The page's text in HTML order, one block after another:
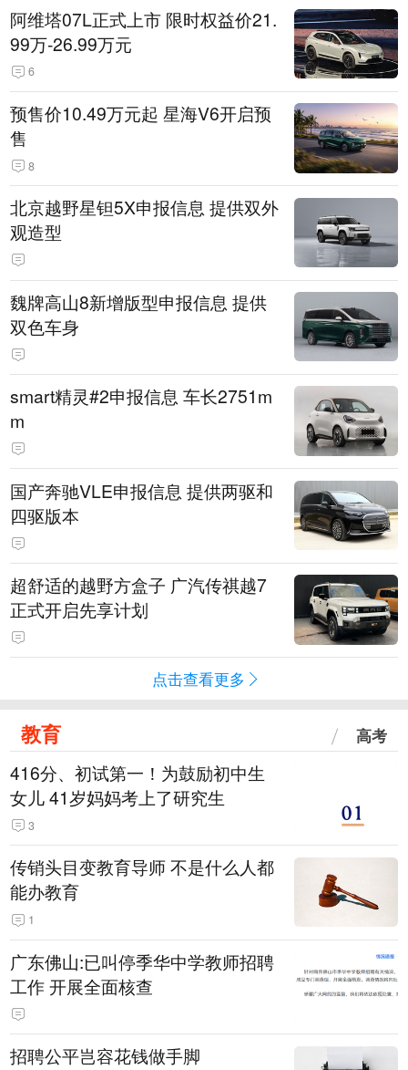
阿维塔07L正式上市 限时权益价21.
99万-26.99万元
6
预售价10.49万元起 星海V6开启预
售
8
北京越野星钽5X申报信息 提供双外
观造型
魏牌高山8新增版型申报信息 提供
双色车身
smart精灵#2申报信息 车长2751m
m
国产奔驰VLE申报信息 提供两驱和
四驱版本
超舒适的越野方盒子 广汽传祺越7
正式开启先享计划
点击查看更多
教育 高考
416分、初试第一！为鼓励初中生
女儿 41岁妈妈考上了研究生
3
传销头目变教育导师 不是什么人都
能办教育
1
广东佛山:已叫停季华中学教师招聘
工作 开展全面核查
招聘公平岂容花钱做手脚